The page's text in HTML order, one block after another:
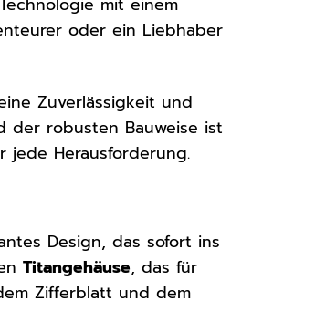
mit einem
oder ein Liebhaber
Zuverlässigkeit und
der robusten Bauweise ist
jede Herausforderung.
Design, das sofort ins
Titangehäuse, das für
Zifferblatt und dem